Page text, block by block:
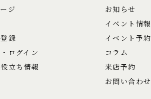
ジ
録
ログイン
立ち情報
お知らせ
イベント情報
イベント予約
コラム
来店予約
お問い合わせ